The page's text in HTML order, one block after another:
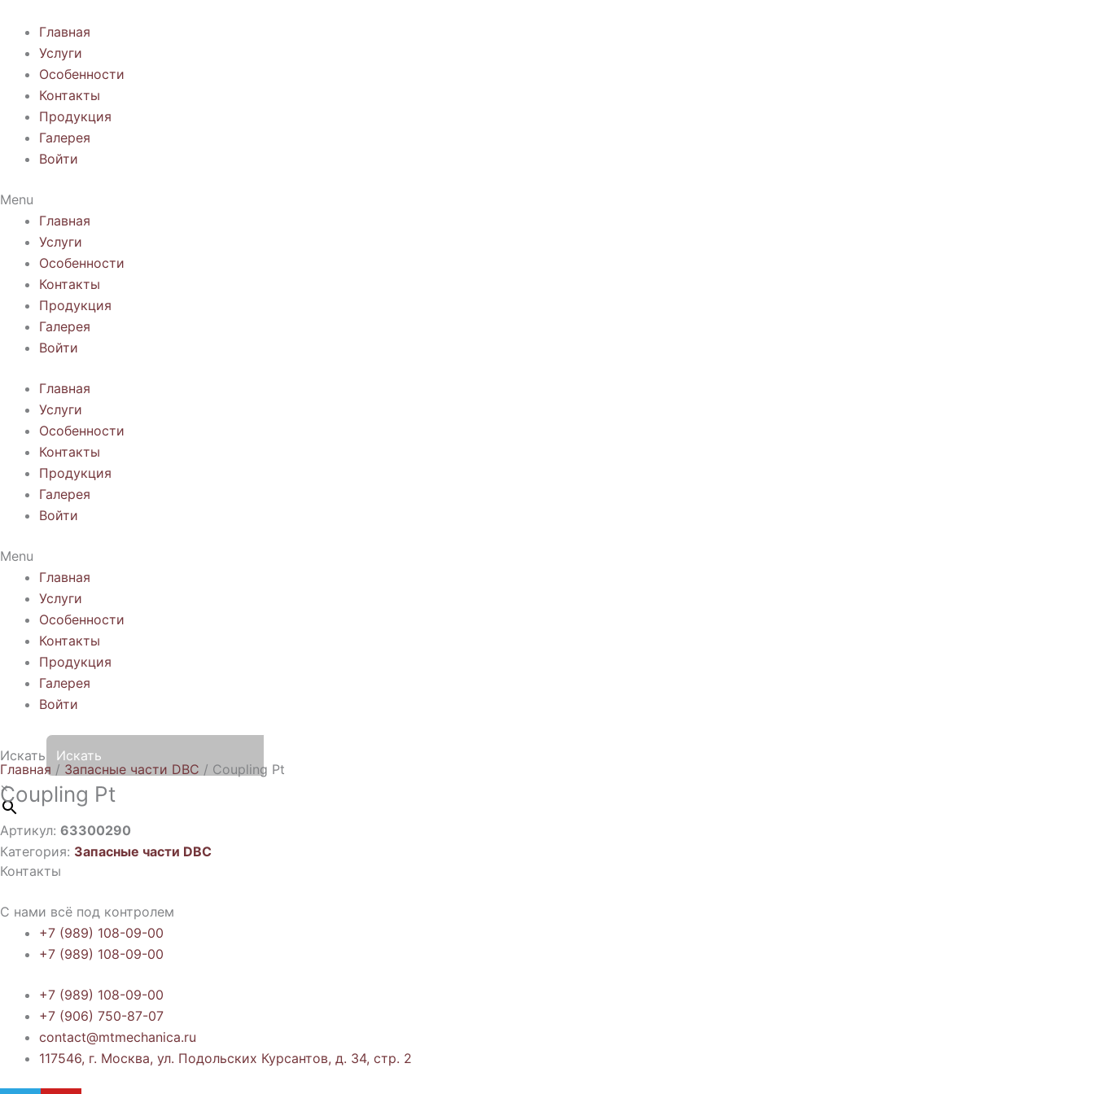
содержимому
Главная
Услуги
Особенности
Контакты
Продукция
Галерея
Войти
Menu
Главная
Услуги
Особенности
Контакты
Продукция
Галерея
Войти
Главная
Услуги
Особенности
Контакты
Продукция
Галерея
Войти
Menu
Главная
Услуги
Особенности
Контакты
Продукция
Галерея
Войти
Искать
×
Главная / Запасные части DBC / Coupling Pt
Coupling Pt
Артикул: 63300290
Категория: Запасные части DBC
Контакты
С нами всё под контролем
+7 (989) 108-09-00
+7 (989) 108-09-00
+7 (989) 108-09-00
+7 (906) 750-87-07
contact@mtmechanica.ru
117546, г. Москва, ул. Подольских Курсантов, д. 34, стр. 2